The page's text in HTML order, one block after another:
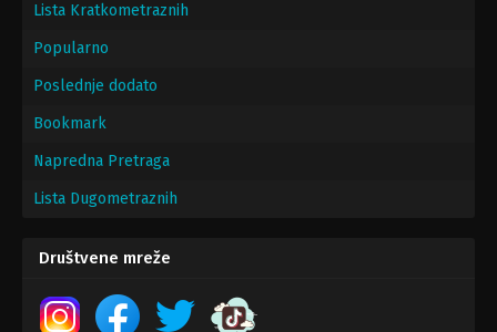
Lista Kratkometraznih
Popularno
Poslednje dodato
Bookmark
Napredna Pretraga
Lista Dugometraznih
Društvene mreže